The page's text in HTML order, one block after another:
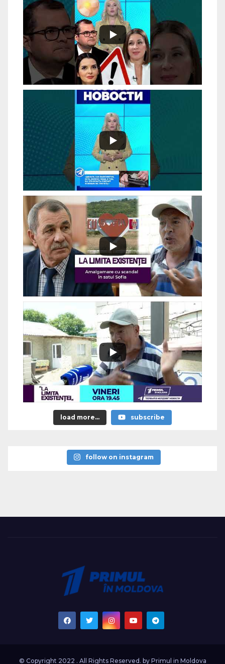
load more... subscribe
follow on instagram
© Copyright 2022 . All Rights Reserved. by Primul in Moldova